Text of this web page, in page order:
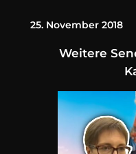
25. November 2018
Weitere